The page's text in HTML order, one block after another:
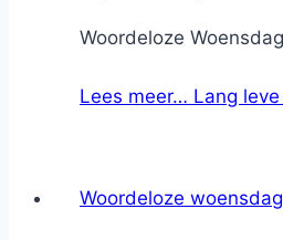
Woordeloze Woensdag
Lees meer… Lang
Woordeloze woensdag